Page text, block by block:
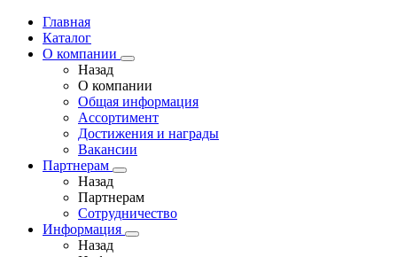
Главная
Каталог
О компании
Назад
О компании
Общая информация
Ассортимент
Достижения и награды
Вакансии
Партнерам
Назад
Партнерам
Сотрудничество
Информация
Назад